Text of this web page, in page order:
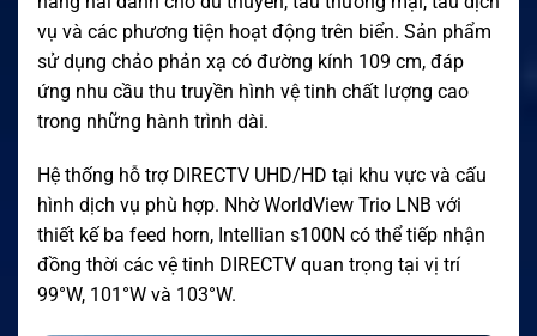
vụ và các phương tiện hoạt động trên biển. Sản phẩm
sử dụng chảo phản xạ có đường kính 109 cm, đáp
ứng nhu cầu thu truyền hình vệ tinh chất lượng cao
trong những hành trình dài.
Hệ thống hỗ trợ DIRECTV UHD/HD tại khu vực và cấu
hình dịch vụ phù hợp. Nhờ WorldView Trio LNB với
thiết kế ba feed horn, Intellian s100N có thể tiếp nhận
đồng thời các vệ tinh DIRECTV quan trọng tại vị trí
99°W, 101°W và 103°W.